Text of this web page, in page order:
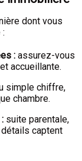
dont vous
: assurez-vous
accueillante.
simple chiffre,
chambre.
suite parentale,
captent